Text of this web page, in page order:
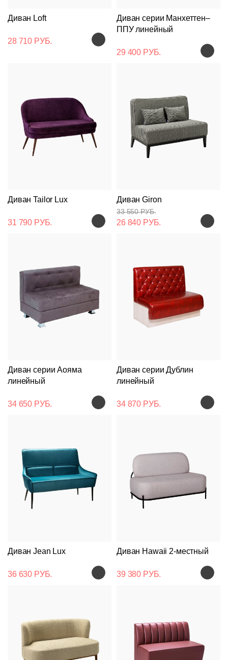
Диван Loft
28 710 РУБ.
Диван серии Манхеттен–
ППУ линейный
29 400 РУБ.
Диван Tailor Lux
31 790 РУБ.
Диван Giron
33 550 РУБ.
26 840 РУБ.
Диван серии Аояма
линейный
34 650 РУБ.
Диван серии Дублин
линейный
34 870 РУБ.
Диван Jean Lux
36 630 РУБ.
Диван Hawaii 2-местный
39 380 РУБ.